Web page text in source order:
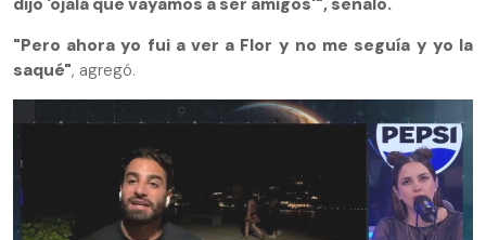
"Pero ahora yo fui a ver a Flor y no me seguía y yo la
saqué", agregó.